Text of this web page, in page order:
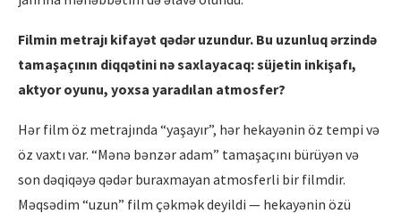
Filmin metrajı kifayət qədər uzundur. Bu uzunluqərzində
tamaşaçının diqqətini nəsaxlayacaq: süjetin inkişafı,
aktyor oyunu, yoxsa yaradılan atmosfer?
Hər film öz metrajında “yaşayır”, hər hekayənin öz tempi və
öz vaxtı var. “Mənə bənzər adam” tamaşaçını bürüyən və
son dəqiqəyə qədər buraxmayan atmosferli bir filmdir.
Məqsədim “uzun” film çəkmək deyildi — hekayənin özü